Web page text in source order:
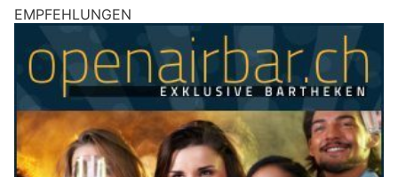
EMPFEHLUNGEN